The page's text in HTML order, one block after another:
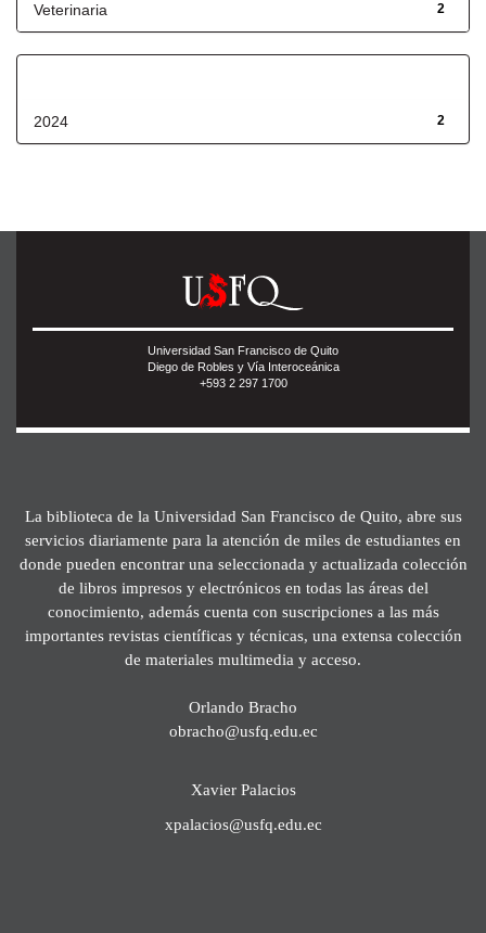
2
Veterinaria
2
2024
Universidad San Francisco de Quito
Diego de Robles y Vía Interoceánica
+593 2 297 1700
La biblioteca de la Universidad San Francisco de Quito, abre sus
servicios diariamente para la atención de miles de estudiantes en
donde pueden encontrar una seleccionada y actualizada colección
de libros impresos y electrónicos en todas las áreas del
conocimiento, además cuenta con suscripciones a las más
importantes revistas científicas y técnicas, una extensa colección
de materiales multimedia y acceso.
Orlando Bracho
obracho@usfq.edu.ec
Xavier Palacios
xpalacios@usfq.edu.ec